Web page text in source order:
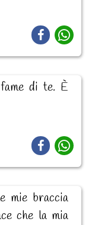
di te. È
mie braccia
che la mia